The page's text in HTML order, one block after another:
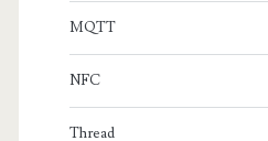
MQTT
NFC
Thread